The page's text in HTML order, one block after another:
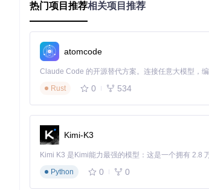
在严格控制交易成本（双边0.15%）的条件下
仅跑赢沪深300指数，且在极端市场条件下表现
数据来源：A股市场回测（2024.07-2025.05，
多场景应用验证
在港股阿里巴巴（09988）的5分钟K线数据测
数据来源：阿里巴巴港股（09988）5分钟K线
应用拓展：从策略开发到风险控制的
热门项目推荐相关项目推荐
atomcode
Rust
0 534
Kimi-K3
Python
0 0